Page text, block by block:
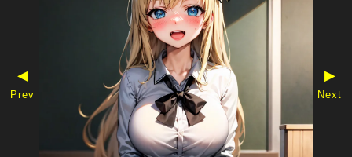
◀
Prev
▶
Next